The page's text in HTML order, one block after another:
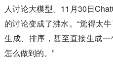
人讨论大模型。11月30日
的讨论变成了沸水。“觉得太
生成、排序，甚至直接生成
怎么做到的。”